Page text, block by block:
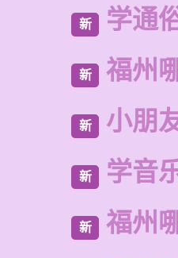
新 学通
新 福州
新 小朋
新 学音
新 福州